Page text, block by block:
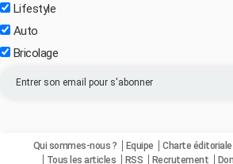
Lifestyle
Auto
Bricolage
Qui sommes-nous ? Equipe Charte éditoriale
Tous les articles
RSS Recrutement